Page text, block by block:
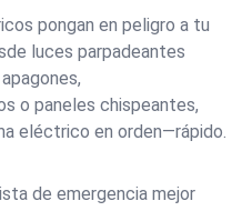
pongan en peligro a tu
luces parpadeantes
o paneles chispeantes,
eléctrico en orden—rápido.
de emergencia mejor